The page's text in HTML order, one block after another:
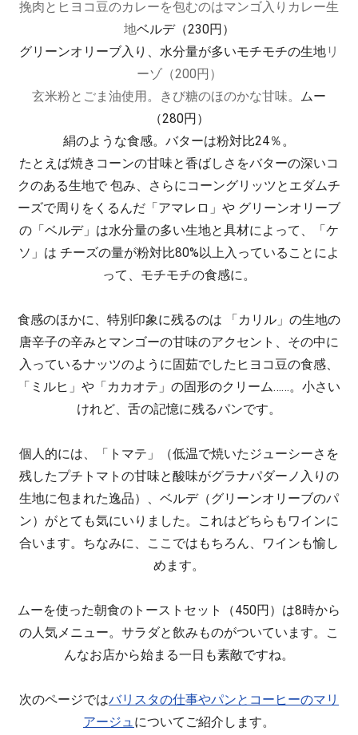
挽肉とヒヨコ豆のカレーを包むのはマンゴ入りカレー生
地ベルデ（230円）
グリーンオリーブ入り、水分量が多いモチモチの生地リ
ーゾ（200円）
玄米粉とごま油使用。きび糖のほのかな甘味。 ムー
（280円）
絹のような食感。バターは粉対比24％。
たとえば焼きコーンの甘味と香ばしさをバターの深いコ
クのある生地で 包み、さらにコーングリッツとエダムチ
ーズで周りをくるんだ「アマレロ」や グリーンオリーブ
の「ベルデ」は水分量の多い生地と具材によって、「ケ
ソ」は チーズの量が粉対比80%以上入っていることによ
って、モチモチの食感に。
食感のほかに、特別印象に残るのは 「カリル」の生地の
唐辛子の辛みとマンゴーの甘味のアクセント、その中に
入っているナッツのように固茹でしたヒヨコ豆の食感、
「ミルヒ」や「カカオテ」の固形のクリーム……。小さい
けれど、舌の記憶に残るパンです。
個人的には、「トマテ」（低温で焼いたジューシーさを
残したプチトマトの甘味と酸味がグラナパダーノ入りの
生地に包まれた逸品）、ベルデ（グリーンオリーブのパ
ン）がとても気にいりました。これはどちらもワインに
合います。ちなみに、ここではもちろん、ワインも愉し
めます。
ムーを使った朝食のトーストセット（450円）は8時から
の人気メニュー。サラダと飲みものがついています。こ
んなお店から始まる一日も素敵ですね。
次のページではバリスタの仕事やパンとコーヒーのマリ
アージュについてご紹介します。